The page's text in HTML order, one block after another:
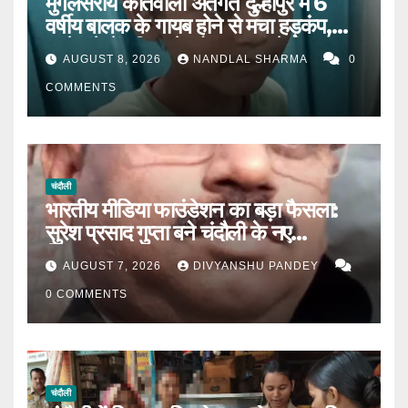
वर्षीय बालक के गायब होने से मचा हड़कंप,
आधे घंटे में पुलिस ने खोजकर मां से मिलाया।
AUGUST 8, 2026 NANDLAL SHARMA 0
COMMENTS
चंदौली
भारतीय मीडिया फाउंडेशन का बड़ा फैसला:
सुरेश प्रसाद गुप्ता बने चंदौली के नए
जिलाध्यक्ष|
AUGUST 7, 2026 DIVYANSHU PANDEY
0 COMMENTS
चंदौली